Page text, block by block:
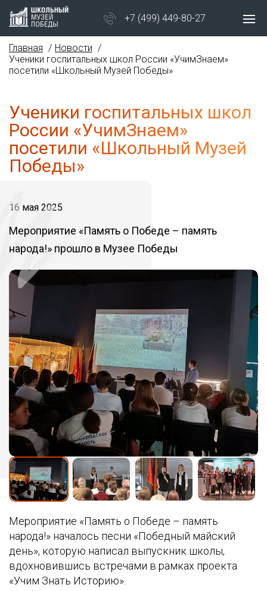
+7 (499) 449-80-27
Главная
Новости
Ученики госпитальных школ России «УчимЗнаем»
посетили «Школьный Музей Победы»
Ученики госпитальных школ
России «УчимЗнаем»
посетили «Школьный Музей
Победы»
16 мая 2025
Мероприятие «Память о Победе – память
народа!» прошло в Музее Победы
Мероприятие «Память о Победе – память
народа!» началось песни «Победный майский
день», которую написал выпускник школы,
вдохновившись встречами в рамках проекта
«Учим Знать Историю».